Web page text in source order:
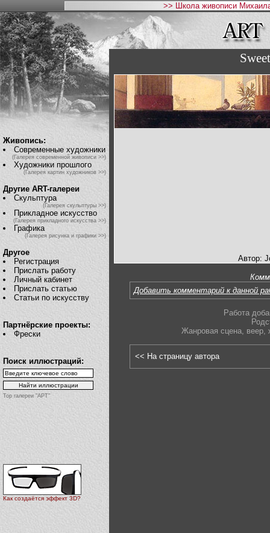
>> Школа живописи
Живопись:
Современные художники
(Галерея современной живописи >>)
Художники прошлого
(Галерея картин художников >>)
Другие ART-галереи
Скульптура
(Галерея скульптуры >>)
Прикладное искусство
(Галерея прикладного искусства >>)
Графика
(Галерея рисунка и графики >>)
Другое
Регистрация
Прислать работу
Личный кабинет
Прислать статью
Статьи по искусству
Партнёрские проекты:
Фрески
Поиск иллюстраций:
Top галереи "АРТ"
Как создаётся эффект 3D?
Автор:
Добавить комментарий к данной
Работа
Жанровая сцена, веер,
<< На страницу автора